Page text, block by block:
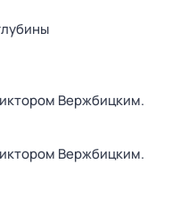
Bержбицким.
Bержбицким.